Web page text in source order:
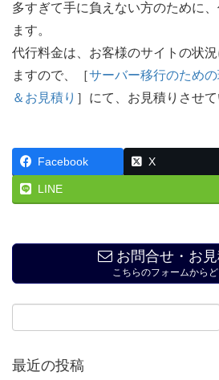
多すぎて手に負えない方のために
ます。
代行料金は、お客様のサイトの状
ますので、［サーバー移行のため
＆お見積り ］にて、お見積りさせて
Facebook X
LINE
お問合せ・お見
こちらのフォームからど
最近の投稿